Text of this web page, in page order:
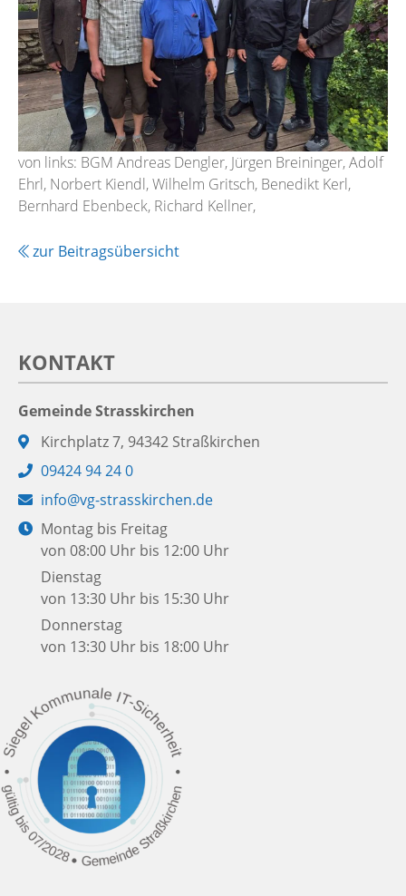
von links: BGM Andreas Dengler, Jürgen Breininger, Adolf
Ehrl, Norbert Kiendl, Wilhelm Gritsch, Benedikt Kerl,
Bernhard Ebenbeck, Richard Kellner,
zur Beitragsübersicht
KONTAKT
Gemeinde Strasskirchen
Adresse:
Kirchplatz 7, 94342 Straßkirchen
Telefon:
09424 94 24 0
E-
Mail:
info@vg-strasskirchen.de
Öffnungszeiten:
Montag bis Freitag
von 08:00 Uhr bis 12:00 Uhr
Dienstag
von 13:30 Uhr bis 15:30 Uhr
Donnerstag
von 13:30 Uhr bis 18:00 Uhr